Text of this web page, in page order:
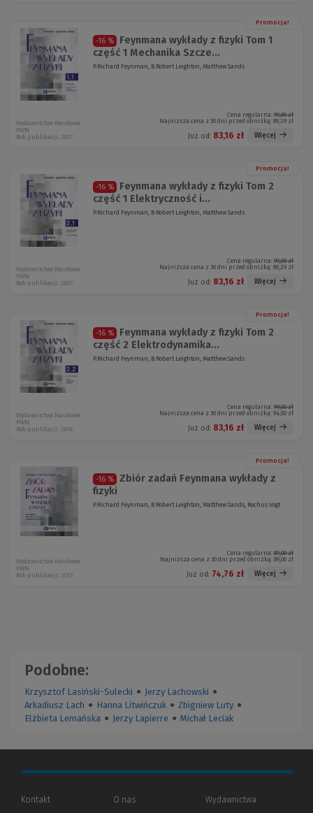
Promocja!
-16 %
Feynmana wykłady z fizyki Tom 1
część 1 Mechanika Szcze...
P.Richard Feynman, B.Robert Leighton, Matthew Sands
Cena regularna: 99,00 zł
Najniższa cena z 30 dni przed obniżką: 89,29 zł
Już od: 83,16 zł Więcej
Wydawnictwo Naukowe
PWN
Rok publikacji: 2017
Promocja!
-16 %
Feynmana wykłady z fizyki Tom 2
część 1 Elektryczność i...
P.Richard Feynman, B.Robert Leighton, Matthew Sands
Cena regularna: 99,00 zł
Najniższa cena z 30 dni przed obniżką: 89,29 zł
Już od: 83,16 zł Więcej
Wydawnictwo Naukowe
PWN
Rok publikacji: 2017
Promocja!
-16 %
Feynmana wykłady z fizyki Tom 2
część 2 Elektrodynamika...
P.Richard Feynman, B.Robert Leighton, Matthew Sands
Cena regularna: 99,00 zł
Najniższa cena z 30 dni przed obniżką: 94,00 zł
Już od: 83,16 zł Więcej
Wydawnictwo Naukowe
PWN
Rok publikacji: 2016
Promocja!
-16 %
Zbiór zadań Feynmana wykłady z
fizyki
P.Richard Feynman, B.Robert Leighton, Matthew Sands, Rochus Vogt
Cena regularna: 89,00 zł
Najniższa cena z 30 dni przed obniżką: 89,00 zł
Już od: 74,76 zł Więcej
Wydawnictwo Naukowe
PWN
Rok publikacji: 2017
Podobne:
Krzysztof Lasiński-Sulecki ● Jerzy Lachowski ●
Arkadiusz Lach ● Hanna Litwińczuk ● Zbigniew Luty ●
Elżbieta Lemańska ● Jerzy Lapierre ● Michał Leciak
Kontakt
O nas
Wydawnictwa